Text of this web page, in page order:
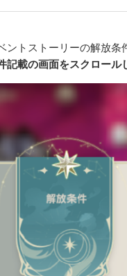
ントストーリーの解放条
記載の画面をスクロール